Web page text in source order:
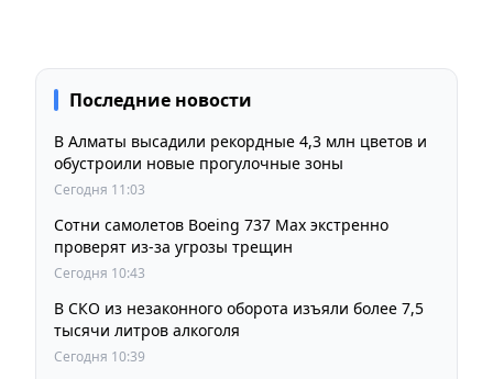
Последние новости
В Алматы высадили рекордные 4,3 млн цветов и
обустроили новые прогулочные зоны
Сегодня 11:03
Сотни самолетов Boeing 737 Max экстренно
проверят из-за угрозы трещин
Сегодня 10:43
В СКО из незаконного оборота изъяли более 7,5
тысячи литров алкоголя
Сегодня 10:39